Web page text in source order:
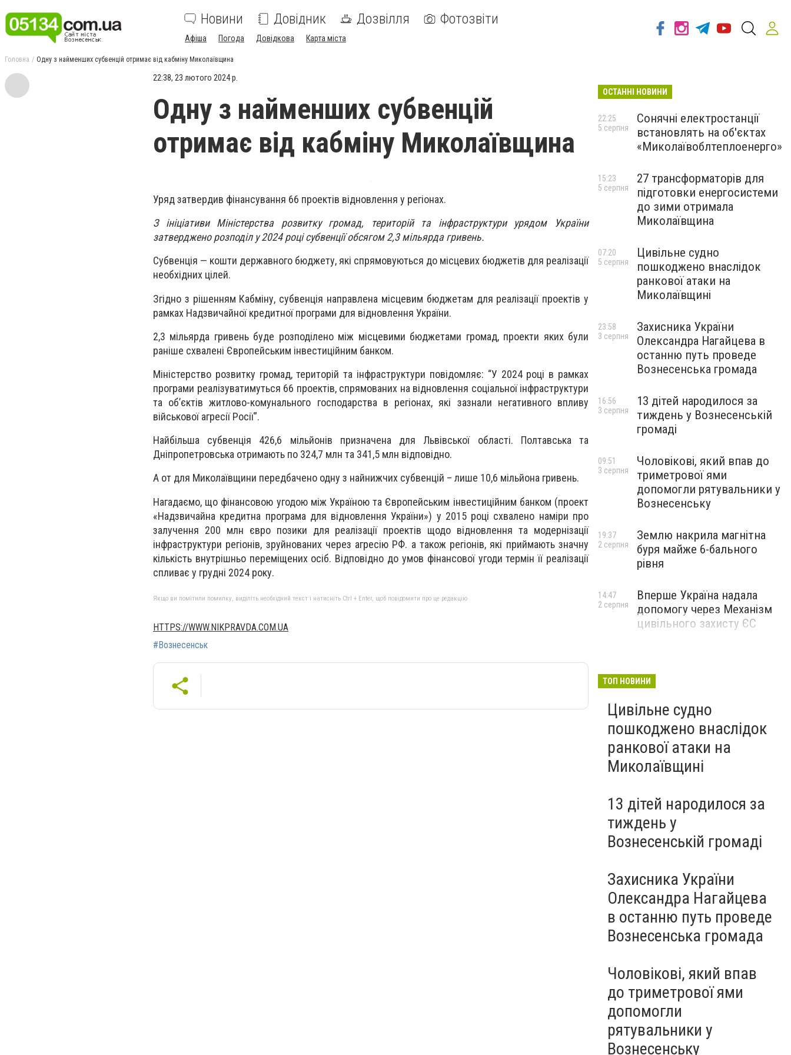
Новини Довідник Дозвілля Фотозвіти
Афіша Погода Довідкова Карта міста
Головна Одну з найменших субвенцій отримає від кабміну Миколаївщина
22:38, 23 лютого 2024 р.
Одну з найменших субвенцій
отримає від кабміну Миколаївщина
Уряд затвердив фінансування 66 проектів відновлення у регіонах.
З ініціативи Міністерства розвитку громад, територій та інфраструктури урядом України
затверджено розподіл у 2024 році субвенції обсягом 2,3 мільярда гривень.
Субвенція — кошти державного бюджету, які спрямовуються до місцевих бюджетів для реалізації
необхідних цілей.
Згідно з рішенням Кабміну, субвенція направлена місцевим бюджетам для реалізації проектів у
рамках Надзвичайної кредитної програми для відновлення України.
2,3 мільярда гривень буде розподілено між місцевими бюджетами громад, проекти яких були
раніше схвалені Європейським інвестиційним банком.
Міністерство розвитку громад, територій та інфраструктури повідомляє: “У 2024 році в рамках
програми реалізуватимуться 66 проектів, спрямованих на відновлення соціальної інфраструктури
та об’єктів житлово-комунального господарства в регіонах, які зазнали негативного впливу
військової агресії Росії”.
Найбільша субвенція 426,6 мільйонів призначена для Львівської області. Полтавська та
Дніпропетровська отримають по 324,7 млн та 341,5 млн відповідно.
А от для Миколаївщини передбачено одну з найнижчих субвенцій – лише 10,6 мільйона гривень.
Нагадаємо, що фінансовою угодою між Україною та Європейським інвестиційним банком (проект
«Надзвичайна кредитна програма для відновлення України») у 2015 році схвалено наміри про
залучення 200 млн євро позики для реалізації проектів щодо відновлення та модернізації
інфраструктури регіонів, зруйнованих через агресію РФ. а також регіонів, які приймають значну
кількість внутрішньо переміщених осіб. Відповідно до умов фінансової угоди термін її реалізації
спливає у грудні 2024 року.
Якщо ви помітили помилку, виділіть необхідний текст і натисніть Ctrl + Enter, щоб повідомити про це редакцію
HTTPS://WWW.NIKPRAVDA.COM.UA
#Вознесенськ
ОСТАННІ НОВИНИ
Сонячні електростанції
встановлять на об'єктах
«Миколаївоблтеплоенерго»
22:25
5 серпня
27 трансформаторів для
підготовки енергосистеми
до зими отримала
Миколаївщина
15:23
5 серпня
Цивільне судно
пошкоджено внаслідок
ранкової атаки на
Миколаївщині
07:20
5 серпня
Захисника України
Олександра Нагайцева в
останню путь проведе
Вознесенська громада
23:58
3 серпня
13 дітей народилося за
тиждень у Вознесенській
громаді
16:56
3 серпня
Чоловікові, який впав до
триметрової ями
допомогли рятувальники у
Вознесенську
09:51
3 серпня
Землю накрила магнітна
буря майже 6-бального
рівня
19:37
2 серпня
Вперше Україна надала
допомогу через Механізм
цивільного захисту ЄС
14:47
2 серпня
ТОП НОВИНИ
Цивільне судно
пошкоджено внаслідок
ранкової атаки на
Миколаївщині
13 дітей народилося за
тиждень у
Вознесенській громаді
Захисника України
Олександра Нагайцева
в останню путь проведе
Вознесенська громада
Чоловікові, який впав
до триметрової ями
допомогли
рятувальники у
Вознесенську